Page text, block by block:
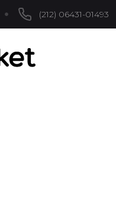
(212) 06431-01493